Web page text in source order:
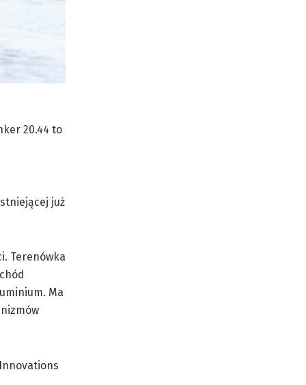
20.44 to
już
Terenówka
Ma